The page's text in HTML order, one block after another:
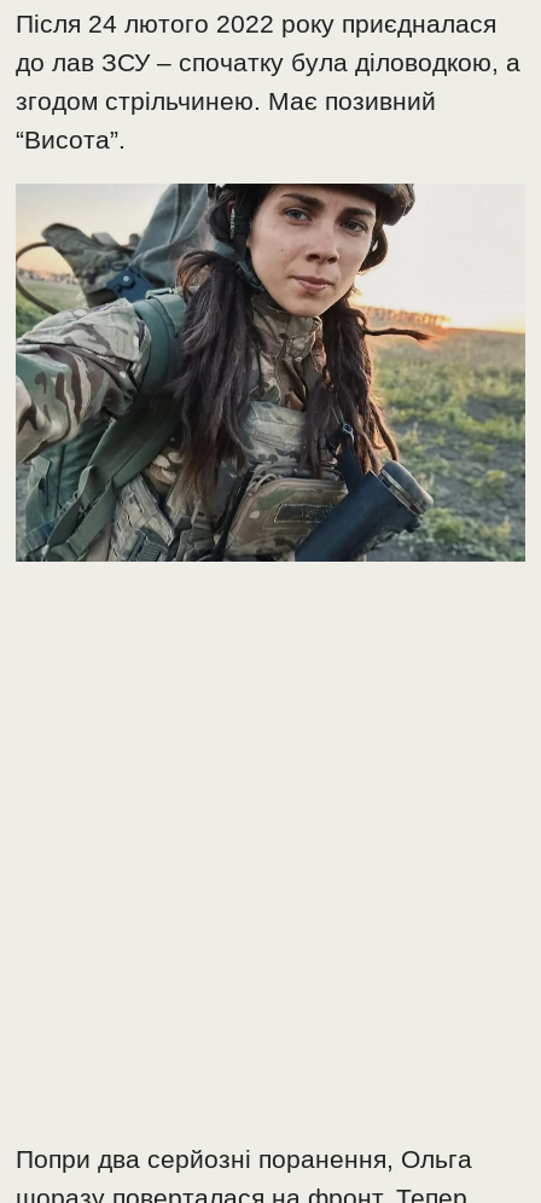
Після 24 лютого 2022 року приєдналася
до лав ЗСУ – спочатку була діловодкою, а
згодом стрільчинею. Має позивний
“Висота”.
Попри два серйозні поранення, Ольга